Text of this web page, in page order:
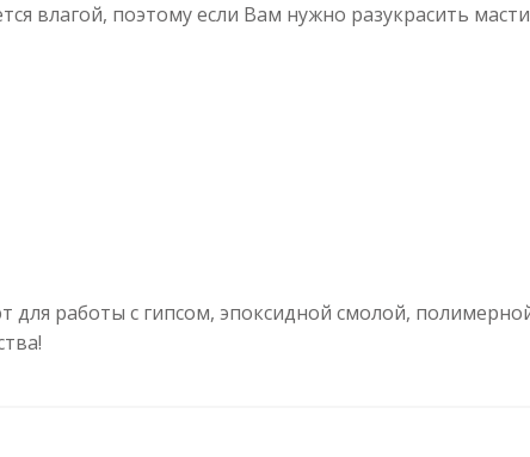
влагой, поэтому если Вам нужно разукрасить
работы с гипсом, эпоксидной смолой,